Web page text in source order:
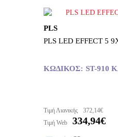
PLS
PLS LED EFFECT 5
ΚΩΔΙΚΌΣ: ST-910
Τιμή Λιανικής
372,14€
Τιμή Web
334,94€